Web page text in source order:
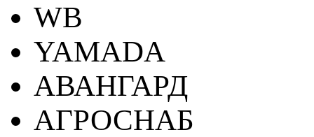
WB
YAMADA
АВАНГАРД
АГРОСНАБ